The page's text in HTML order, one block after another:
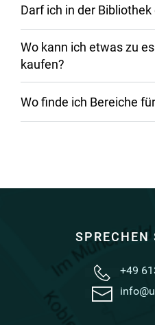
Darf ich in der
Wo kann ich etwas zu
kaufen?
Wo finde ich Bereiche
SPRECHEN
+49